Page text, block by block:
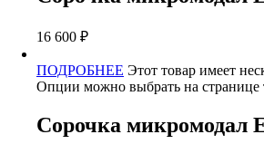
16 600 ₽
ПОДРОБНЕЕ Этот товар имеет
Опции можно выбрать на странице
Сорочка микромодал